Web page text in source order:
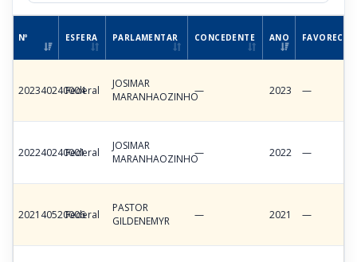
Nº ESFERA PARLAMENTAR CONCEDENTE ANO
202340240004
Federal
JOSIMAR
MARANHAOZINHO— 2023 —
202240240001
Federal
JOSIMAR
MARANHAOZINHO— 2022 —
202140520006
Federal
PASTOR
GILDENEMYR
— 2021 —